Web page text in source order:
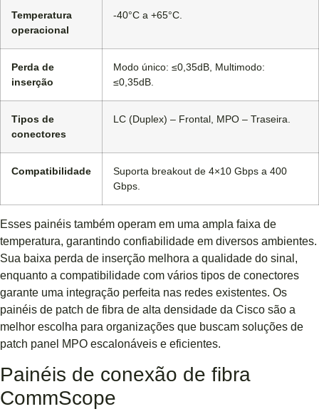
Temperatura
operacional
-40°C a +65°C.
Perda de
inserção
Modo único: ≤0,35dB, Multimodo:
≤0,35dB.
Tipos de
conectores
LC (Duplex) – Frontal, MPO – Traseira.
Compatibilidade
Suporta breakout de 4×10 Gbps a 400
Gbps.
Esses painéis também operam em uma ampla faixa de
temperatura, garantindo confiabilidade em diversos ambientes.
Sua baixa perda de inserção melhora a qualidade do sinal,
enquanto a compatibilidade com vários tipos de conectores
garante uma integração perfeita nas redes existentes. Os
painéis de patch de fibra de alta densidade da Cisco são a
melhor escolha para organizações que buscam soluções de
patch panel MPO escalonáveis ​​e eficientes.
Painéis de conexão de fibra
CommScope